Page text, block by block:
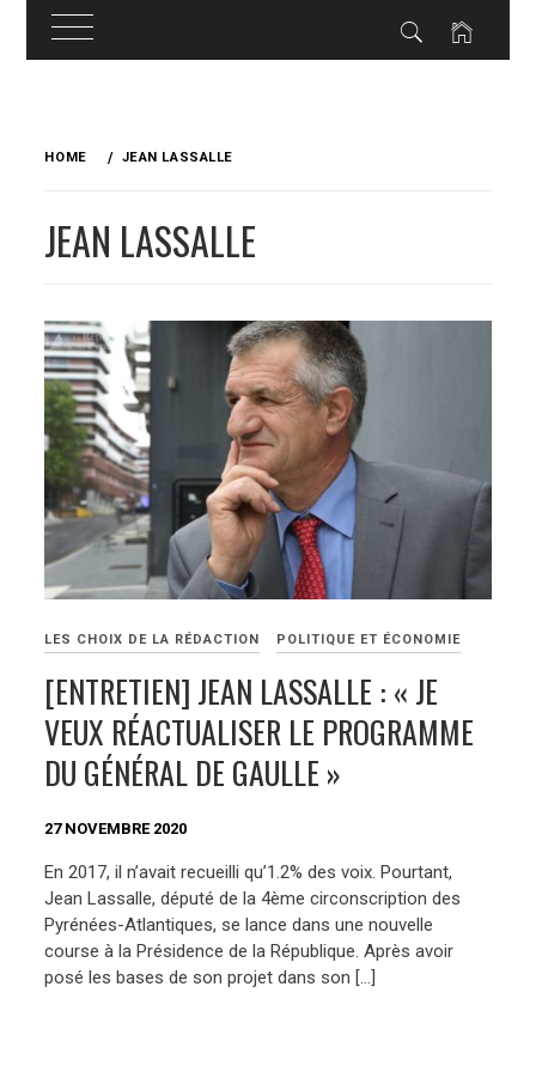
HOME JEAN LASSALLE
JEAN LASSALLE
LES CHOIX DE LA RÉDACTION POLITIQUE ET ÉCONOMIE
[ENTRETIEN] JEAN LASSALLE : « JE
VEUX RÉACTUALISER LE PROGRAMME
DU GÉNÉRAL DE GAULLE »
27 NOVEMBRE 2020
En 2017, il n’avait recueilli qu’1.2% des voix. Pourtant,
Jean Lassalle, député de la 4ème circonscription des
Pyrénées-Atlantiques, se lance dans une nouvelle
course à la Présidence de la République. Après avoir
posé les bases de son projet dans son […]